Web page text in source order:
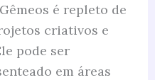
é repleto de
criativos e
pode ser
em áreas